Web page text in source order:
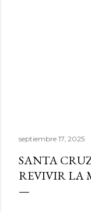
septiembre 17, 2025
SANTA
REVIVIR LA